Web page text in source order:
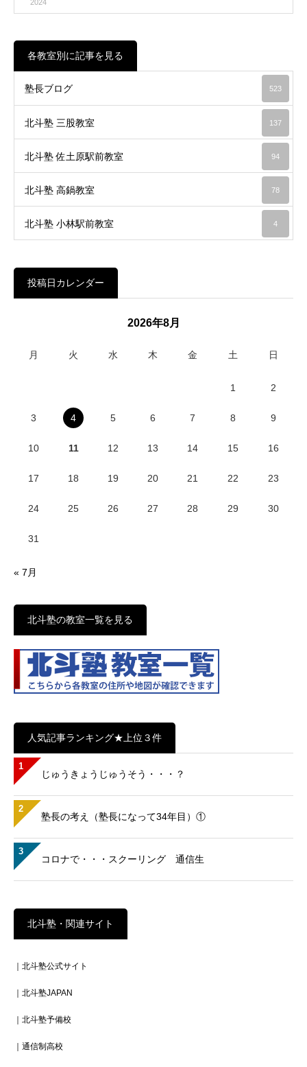
2024
各教室別に記事を見る
塾長ブログ 523
北斗塾 三股教室 137
北斗塾 佐土原駅前教室 94
北斗塾 高鍋教室 78
北斗塾 小林駅前教室 4
投稿日カレンダー
2026年8月
月 火 水 木 金 土 日
1 2
3 4 5 6 7 8 9
10 11 12 13 14 15 16
17 18 19 20 21 22 23
24 25 26 27 28 29 30
31
« 7月
北斗塾の教室一覧を見る
人気記事ランキング★上位３件
1
じゅうきょうじゅうそう・・・？
2
塾長の考え（塾長になって34年目）①
3
コロナで・・・スクーリング 通信生
北斗塾・関連サイト
｜北斗塾公式サイト
｜北斗塾JAPAN
｜北斗塾予備校
｜通信制高校